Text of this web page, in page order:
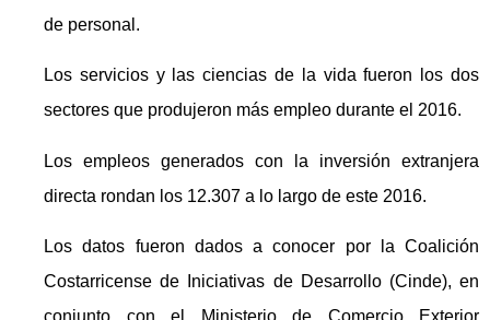
de personal.
Los servicios y las ciencias de la vida fueron los dos
sectores que produjeron más empleo durante el 2016.
Los empleos generados con la inversión extranjera
directa rondan los 12.307 a lo largo de este 2016.
Los datos fueron dados a conocer por la Coalición
Costarricense de Iniciativas de Desarrollo (Cinde), en